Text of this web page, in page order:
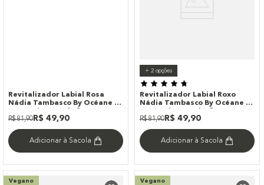
Revitalizador Labial Rosa
Nádia Tambasco By Océane -
R$ 81,90R$ 49,90
Adicionar à Sacola
+ 2opções
Revitalizador Labial Roxo
Nádia Tambasco By Océane -
R$ 81,90R$ 49,90
Adicionar à Sacola
Vegano Vegano